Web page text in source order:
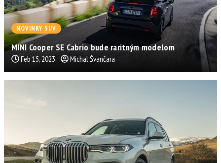
NOVINKY SUV
MINI Cooper SE Cabrio bude raritným modelom
Feb 15, 2023 Michal Švančara